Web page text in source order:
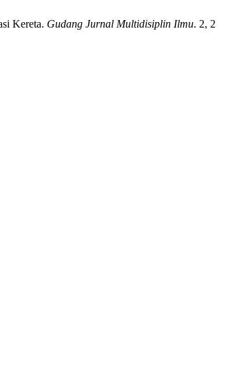
Kereta. Gudang Jurnal Multidisiplin Ilmu. 2, 2